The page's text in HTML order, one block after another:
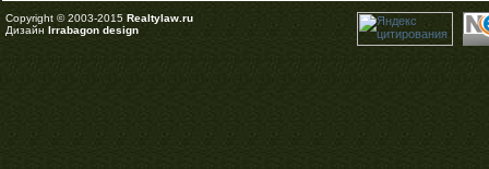
Copyright © 2003-2015 Realtylaw.ru
Дизайн Irrabagon design